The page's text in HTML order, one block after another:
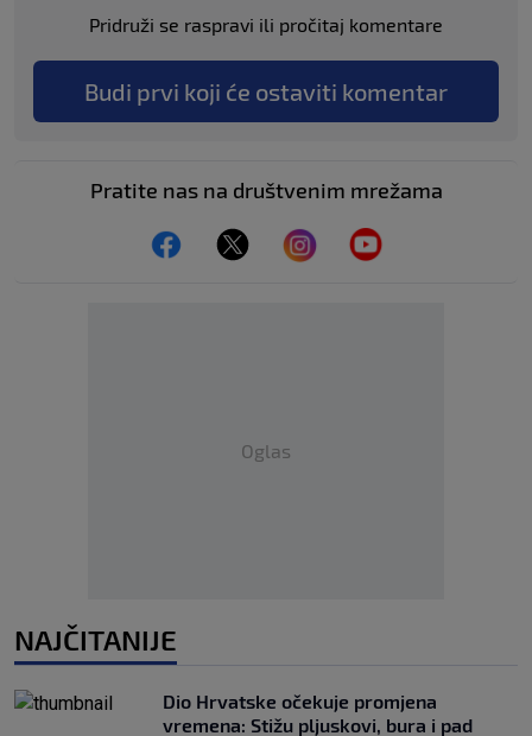
Pridruži se raspravi ili pročitaj komentare
Budi prvi koji će ostaviti komentar
Pratite nas na društvenim mrežama
Oglas
NAJČITANIJE
Dio Hrvatske očekuje promjena
vremena: Stižu pljuskovi, bura i pad